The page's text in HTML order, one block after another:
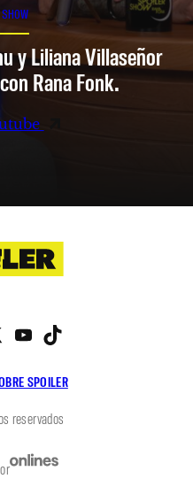
y Liliana Villaseñor
Rana Fonk.
SPOILER
X YouTube
reservados